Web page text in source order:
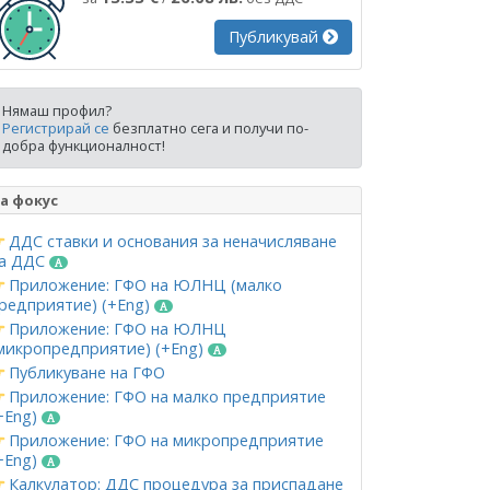
Публикувай
Нямаш профил?
Регистрирай се безплатно сега и получи по-
добра функционалност!
фокус
ДДС ставки и основания за неначисляване
ДДС
Приложение: ГФО на ЮЛНЦ (малко
(+Eng)
Приложение: ГФО на ЮЛНЦ
(+Eng)
Публикуване на ГФО
Приложение: ГФО на малко предприятие
Приложение: ГФО на микропредприятие
Калкулатор: ДДС процедура за приспадане